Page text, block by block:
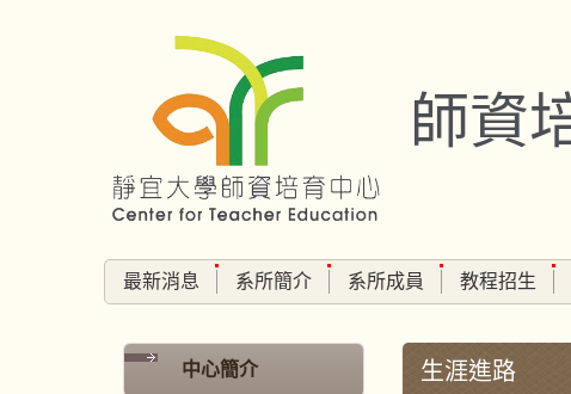
師資
最新消息 系所簡介 系所成員 教程招生
中心簡介 生涯進路